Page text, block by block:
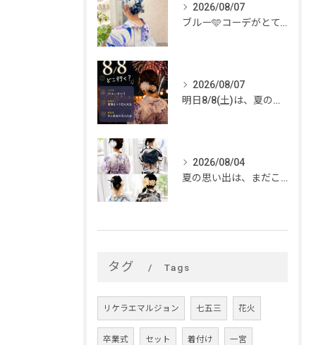
2026/08/07
ブルー🩵コーデがとてもお似合いでした✨
2026/08/07
明日8/8(土)は、夏のイベントがいっぱい🎆
2026/08/04
夏の思い出は、まだこれから。
タグ Tags
リケラエマルジョン 七五三 花火
卒業式 セット 着付け 一宮